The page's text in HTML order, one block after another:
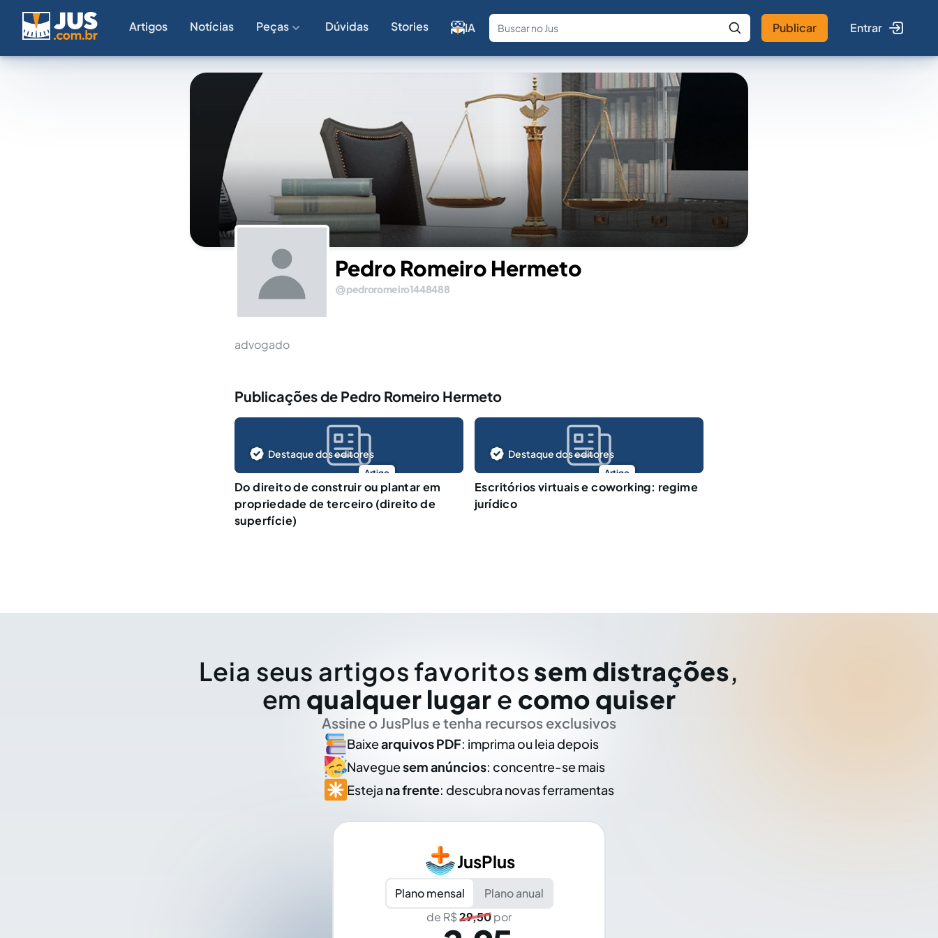
Artigos Notícias Peças Dúvidas Stories IA
Fale com a IA Buscar no Jus
Publicar Entrar
Pedro Romeiro Hermeto
pedroromeiro1448488
advogado
Publicações de Pedro Romeiro Hermeto
Artigo
Destaque dos editores
Do direito de construir ou plantar em
propriedade de terceiro (direito de
superfície)
Artigo
Destaque dos editores
Escritórios virtuais e coworking: regime
jurídico
Leia seus artigos favoritos sem distrações,
em qualquer lugar e como quiser
Assine o JusPlus e tenha recursos exclusivos
Baixearquivos PDF: imprima ou leia depois
Naveguesem anúncios: concentre-se mais
Esteja na frente: descubra novas ferramentas
JusPlus
Plano mensal
Plano anual
de R$29,50por